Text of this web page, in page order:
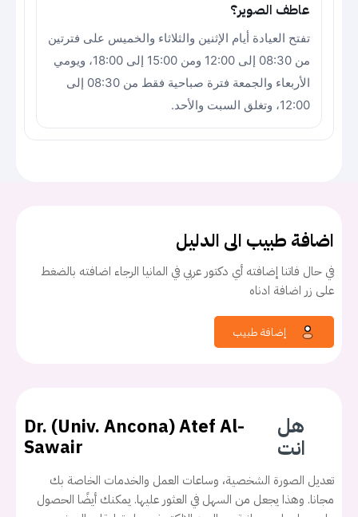
عاطف الصوير؟
تفتح العيادة أيام الإثنين والثلاثاء والخميس على فترتين
من 08:30 إلى 12:00 ومن 15:00 إلى 18:00، ويومي
الأربعاء والجمعة فترة صباحية فقط من 08:30 إلى
12:00، وتغلق السبت والأحد.
اضافة طبيب الى الدليل
في حال فاتنا إضافته أي دكتور عربي في المانيا الرجاء اضافته بالضغط
على زر اضافة ادناه
هل
انت
Dr. (Univ. Ancona) Atef Al-
Sawair
تعديل الصورة الشخصية، وساعات العمل والخدمات الخاصة بك
مجانا. وهذا يجعل من السهل في العثور عليها. يمكنك أيضًا الحصول